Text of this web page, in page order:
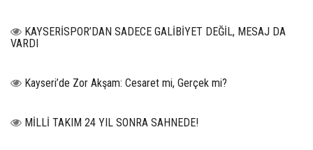
KAYSERİSPOR’DAN SADECE GALİBİYET DEĞİL, MESAJ DA
VARDI
Kayseri’de Zor Akşam: Cesaret mi, Gerçek mi?
MİLLİ TAKIM 24 YIL SONRA SAHNEDE!